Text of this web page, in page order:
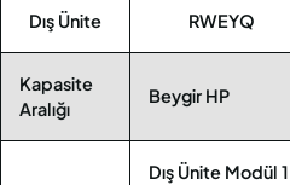
Dış Ünite RWEYQ
Kapasite
Aralığı
Beygir HP
Dış Ünite Modül 1